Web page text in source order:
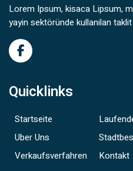
Lorem Ipsum, kisaca Lipsum,
yayin sektöründe kullanilan
Quicklinks
Startseite
Uber Uns
Verkaufsverfahren
Kontakt